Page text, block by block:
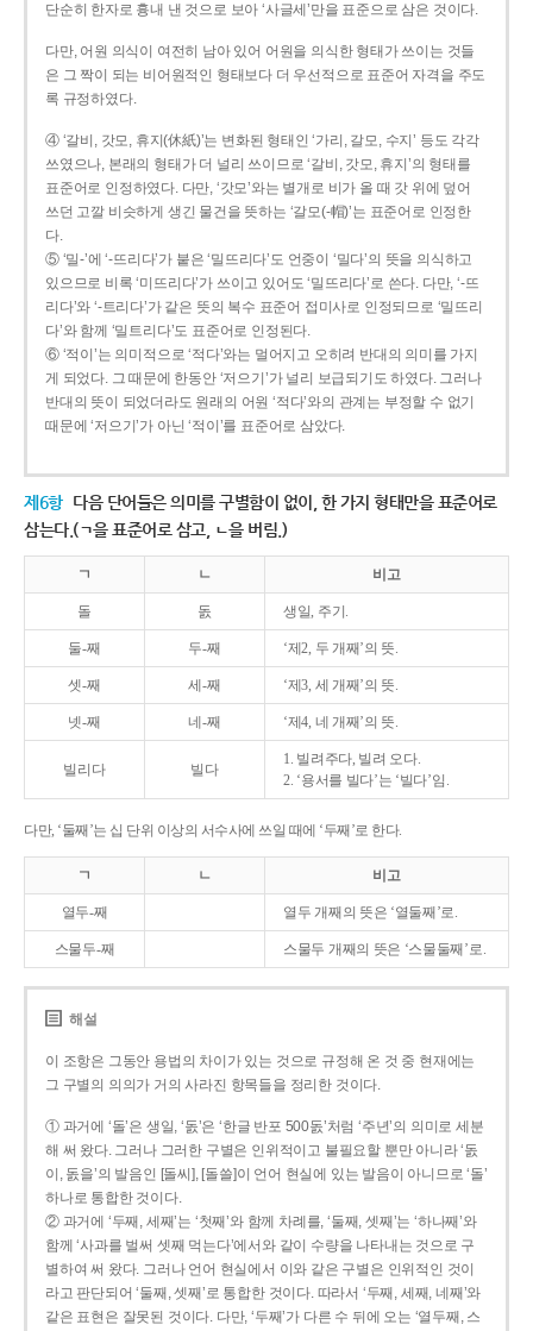
단순히 한자로 흉내 낸 것으로 보아 ‘사글세’만을 표준으로 삼은 것이다.
다만, 어원 의식이 여전히 남아 있어 어원을 의식한 형태가 쓰이는 것들
은 그 짝이 되는 비어원적인 형태보다 더 우선적으로 표준어 자격을 주도
록 규정하였다.
④ ‘갈비, 갓모, 휴지(休紙)’는 변화된 형태인 ‘가리, 갈모, 수지’ 등도 각각
쓰였으나, 본래의 형태가 더 널리 쓰이므로 ‘갈비, 갓모, 휴지’의 형태를
표준어로 인정하였다. 다만, ‘갓모’와는 별개로 비가 올 때 갓 위에 덮어
쓰던 고깔 비슷하게 생긴 물건을 뜻하는 ‘갈모(-帽)’는 표준어로 인정한
다.
⑤ ‘밀-’에 ‘-뜨리다’가 붙은 ‘밀뜨리다’도 언중이 ‘밀다’의 뜻을 의식하고
있으므로 비록 ‘미뜨리다’가 쓰이고 있어도 ‘밀뜨리다’로 쓴다. 다만, ‘-뜨
리다’와 ‘-트리다’가 같은 뜻의 복수 표준어 접미사로 인정되므로 ‘밀뜨리
다’와 함께 ‘밀트리다’도 표준어로 인정된다.
⑥ ‘적이’는 의미적으로 ‘적다’와는 멀어지고 오히려 반대의 의미를 가지
게 되었다. 그 때문에 한동안 ‘저으기’가 널리 보급되기도 하였다. 그러나
반대의 뜻이 되었더라도 원래의 어원 ‘적다’와의 관계는 부정할 수 없기
때문에 ‘저으기’가 아닌 ‘적이’를 표준어로 삼았다.
제6항 다음 단어들은 의미를 구별함이 없이, 한 가지 형태만을 표준어로
삼는다.(ㄱ을 표준어로 삼고, ㄴ을 버림.)
ㄱ ㄴ 비고
돌 돐 생일, 주기.
둘-째 두-째 ‘제2, 두 개째’의 뜻.
셋-째 세-째 ‘제3, 세 개째’의 뜻.
넷-째 네-째 ‘제4, 네 개째’의 뜻.
빌리다 빌다
1. 빌려주다, 빌려 오다.
2. ‘용서를 빌다’는 ‘빌다’임.
다만, ‘둘째’는 십 단위 이상의 서수사에 쓰일 때에 ‘두째’로 한다.
ㄱ ㄴ 비고
열두-째 열두 개째의 뜻은 ‘열둘째’로.
스물두-째 스물두 개째의 뜻은 ‘스물둘째’로.
해설
이 조항은 그동안 용법의 차이가 있는 것으로 규정해 온 것 중 현재에는
그 구별의 의의가 거의 사라진 항목들을 정리한 것이다.
① 과거에 ‘돌’은 생일, ‘돐’은 ‘한글 반포 500돐’처럼 ‘주년’의 의미로 세분
해 써 왔다. 그러나 그러한 구별은 인위적이고 불필요할 뿐만 아니라 ‘돐
이, 돐을’의 발음인 [돌씨], [돌쓸]이 언어 현실에 있는 발음이 아니므로 ‘돌’
하나로 통합한 것이다.
② 과거에 ‘두째, 세째’는 ‘첫째’와 함께 차례를, ‘둘째, 셋째’는 ‘하나째’와
함께 ‘사과를 벌써 셋째 먹는다’에서와 같이 수량을 나타내는 것으로 구
별하여 써 왔다. 그러나 언어 현실에서 이와 같은 구별은 인위적인 것이
라고 판단되어 ‘둘째, 셋째’로 통합한 것이다. 따라서 ‘두째, 세째, 네째’와
같은 표현은 잘못된 것이다. 다만, ‘두째’가 다른 수 뒤에 오는 ‘열두째, 스